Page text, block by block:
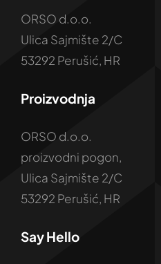
ORSO d.o.o.
Ulica Sajmište 2/C
53292 Perušić, HR
Proizvodnja
ORSO d.o.o.
proizvodni pogon,
Ulica Sajmište 2/C
53292 Perušić, HR
Say Hello